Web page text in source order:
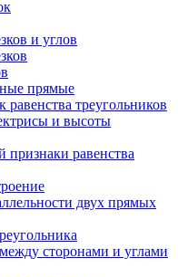
и углов
прямые
треугольников
и высоты
признаки равенства
двух прямых
сторонами и углами